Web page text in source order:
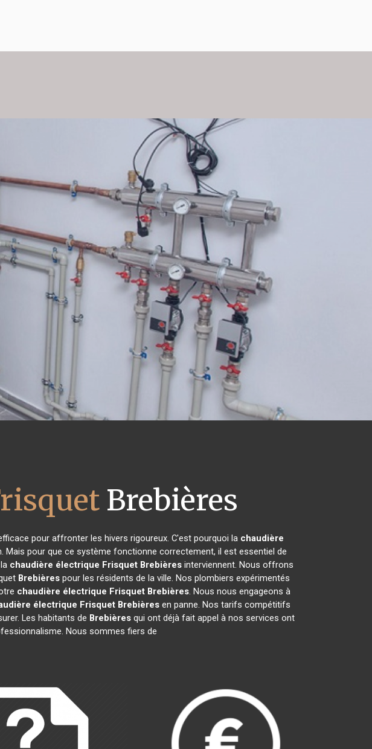
Brebières
pour affronter les hivers rigoureux. C'est pourquoi la chaudière
pour que ce système fonctionne correctement, il est essentiel de
chaudière électrique Frisquet Brebières interviennent. Nous offrons
Brebières pour les résidents de la ville. Nos plombiers expérimentés
chaudière électrique Frisquet Brebières. Nous nous engageons à
électrique Frisquet Brebières en panne. Nos tarifs compétitifs
Les habitants de Brebières qui ont déjà fait appel à nos services ont
Nous sommes fiers de